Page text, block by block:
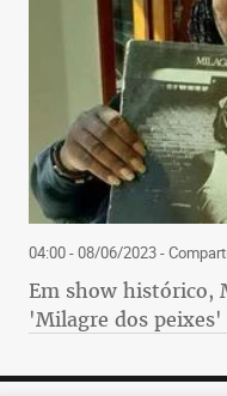
04:00 - 08/06/2023-
Em show histórico,
'Milagre dos peixes'